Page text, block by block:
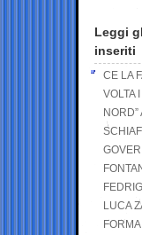
Leggi
inseriti
CE LA
VOLTA
LUCA